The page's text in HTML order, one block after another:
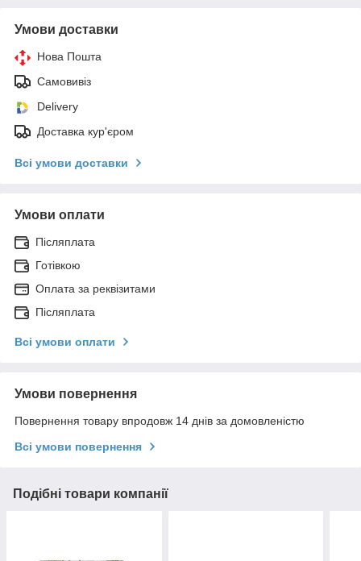
Умови доставки
Нова Пошта
Самовивіз
Delivery
Доставка кур'єром
Всі умови доставки
Умови оплати
Післяплата
Готівкою
Оплата за реквізитами
Післяплата
Всі умови оплати
Умови повернення
Повернення товару впродовж 14 днів за домовленістю
Всі умови повернення
Подібні товари компанії